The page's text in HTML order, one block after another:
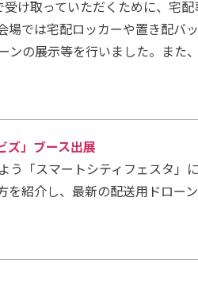
け取っていただくために、宅
では宅配ロッカーや置き配バ
の展示等を行いました。また
ズ」ブース出展
「スマートシティフェスタ」
紹介し、最新の配送用ドロー